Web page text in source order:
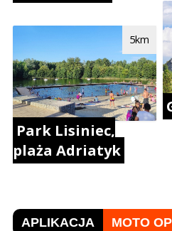
Park Lisiniec,
plaża Adriatyk
5km
APLIKACJA MOTO